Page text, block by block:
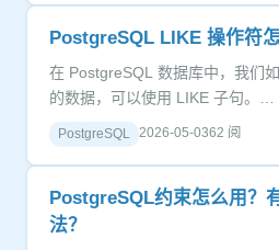
PostgreSQL LIKE 操作符怎
在 PostgreSQL 数据库中，我们
的数据，可以使用 LIKE 子句。…
PostgreSQL 2026-05-0362 阅
PostgreSQL约束怎么用？
法？